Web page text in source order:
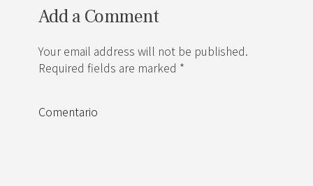
Add a Comment
Your email address will not be published.
Required fields are marked *
Comentario